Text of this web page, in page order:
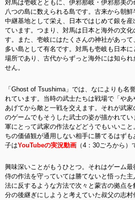
対馬は壱岐とともに、伊邪那岐・伊邪那美
八つの島に数えられる島です。古来から朝
中継基地として栄え、日本ではじめて銀を
ています。つまり、対馬は日本と海外の文
す。また、壱岐にはたくさんの神社があっ
多い島として有名です。対馬も壱岐も日本
場所であり、古代からずっと海外には知られ
せん。
「Ghost of Tsushima」では、なによりも名
れています。当時の武士たちは戦場で「や
あげてから敵と一戦を交えます。それが武
のゲームでもそうした武士の姿が描かれて
軍にとって武家の作法などどうでもいいこ
ちの価値観が通用しない相手に勝てるはず
子はYouTubeの実況動画 （4：30ごろから）
興味深いことがもうひとつ。それはゲーム最
侍の作法を守っていては勝てないと悟った
法に反するような方法で次々と蒙古の拠点
分の後継ぎにしようと考えていた叔父の志